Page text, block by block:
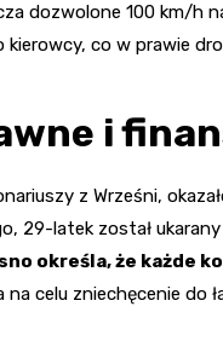
dozwolone 100 km/h
co w prawie
i
z Wrześni,
29-latek został
określa, że każde
na celu zniechęcenie do